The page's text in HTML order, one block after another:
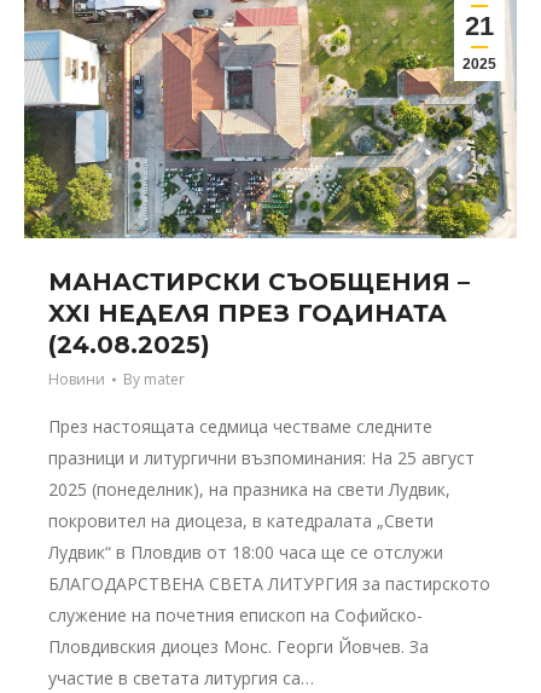
21
2025
МАНАСТИРСКИ СЪОБЩЕНИЯ –
XXI НЕДЕЛЯ ПРЕЗ ГОДИНАТА
(24.08.2025)
Новини By mater
През настоящата седмица честваме следните
празници и литургични възпоминания: На 25 август
2025 (понеделник), на празника на свети Лудвик,
покровител на диоцеза, в катедралата „Свети
Лудвик“ в Пловдив от 18:00 часа ще се отслужи
БЛАГОДАРСТВЕНА СВЕТА ЛИТУРГИЯ за пастирското
служение на почетния епископ на Софийско-
Пловдивския диоцез Монс. Георги Йовчев. За
участие в светата литургия са…